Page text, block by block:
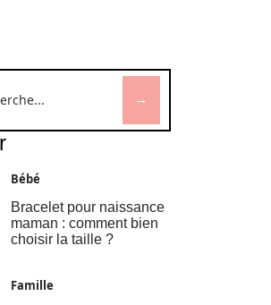
Bébé
Bracelet pour naissance
maman : comment bien
choisir la taille ?
Famille